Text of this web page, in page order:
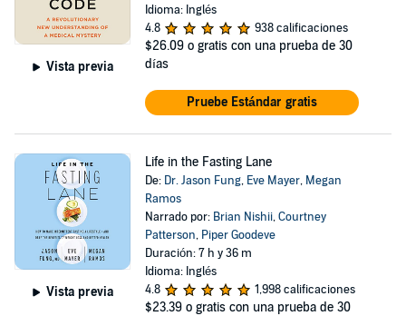
Vista previa
Idioma: Inglés
4.8
938 calificaciones
$26.09 o gratis con una prueba de 30
días
Pruebe Estándar gratis
Vista previa
Life in the Fasting Lane
De: Dr. Jason Fung, Eve Mayer, Megan
Ramos
Narrado por: Brian Nishii,Courtney
Patterson, Piper Goodeve
Duración: 7 h y 36 m
Idioma: Inglés
4.8
1,998 calificaciones
$23.39 o gratis con una prueba de 30